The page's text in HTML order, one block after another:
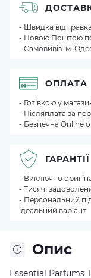
Опис
Essential Parfums
- Швидка
- Новою Поштою по
- Самовивіз: м.
ОПЛАТА
- Готівкою у
- Післяплата за
- Безпечна Online
ГАРАНТІЇ
- Виключно
- Тисячі
- Персональний
ідеальний варіант